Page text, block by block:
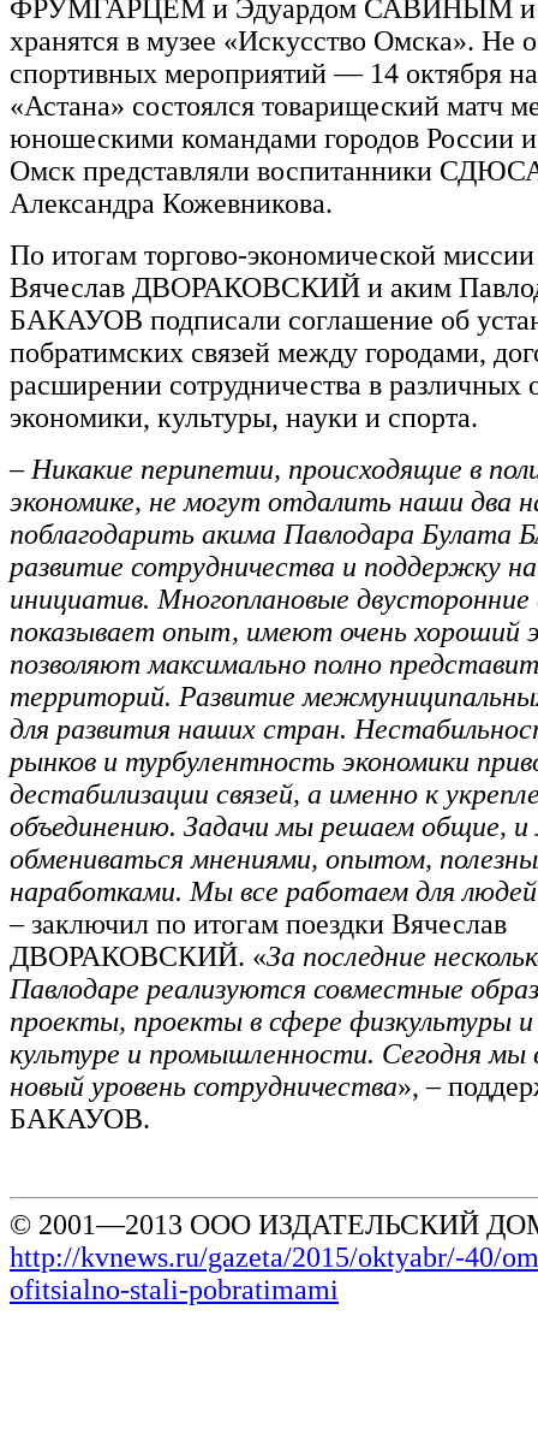
ФРУМГАРЦЕМ и Эдуардом САВИНЫМ и
хранятся в музее «Искусство Омска». Не
спортивных мероприятий — 14 октября
«Астана» состоялся товарищеский матч
юношескими командами городов России и
Омск представляли воспитанники
Александра Кожевникова.
По итогам торгово-экономической
Вячеслав ДВОРАКОВСКИЙ и аким
БАКАУОВ подписали соглашение об
побратимских связей между городами,
расширении сотрудничества в различных
экономики, культуры, науки и спорта.
– Никакие перипетии, происходящие в
экономике, не могут отдалить наши два
поблагодарить акима Павлодара Булата
развитие сотрудничества и поддержку
инициатив. Многоплановые двусторонние
показывает опыт, имеют очень хороший
позволяют максимально полно
территорий. Развитие
для развития наших стран.
рынков и турбулентность экономики
дестабилизации связей, а именно к
объединению. Задачи мы решаем общие,
обмениваться мнениями, опытом,
наработками. Мы все работаем для
– заключил по итогам поездки Вячеслав
ДВОРАКОВСКИЙ. «За последние
Павлодаре реализуются совместные
проекты, проекты в сфере физкультуры
культуре и промышленности. Сегодня мы
новый уровень сотрудничества», –
БАКАУОВ.
© 2001—2013 ООО ИЗДАТЕЛЬСКИЙ
http://kvnews.ru/gazeta/2015/oktyabr/-40/
ofitsialno-stali-pobratimami